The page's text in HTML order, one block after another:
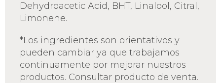
Dehydroacetic Acid, BHT, Linalool, Citral,
Limonene.
*Los ingredientes son orientativos y
pueden cambiar ya que trabajamos
continuamente por mejorar nuestros
productos. Consultar producto de venta.